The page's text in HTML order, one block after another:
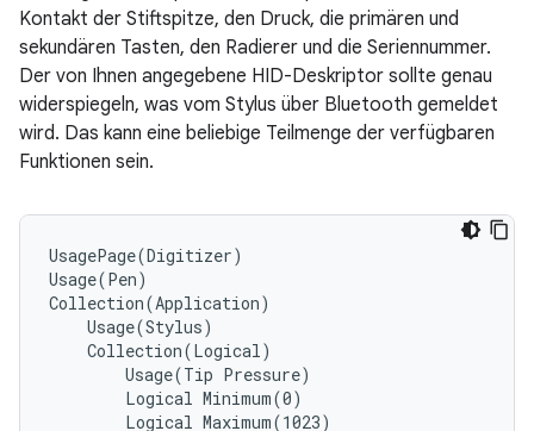
Kontakt der Stiftspitze, den Druck, die primären und
sekundären Tasten, den Radierer und die Seriennummer.
Der von Ihnen angegebene HID-Deskriptor sollte genau
widerspiegeln, was vom Stylus über Bluetooth gemeldet
wird. Das kann eine beliebige Teilmenge der verfügbaren
Funktionen sein.
UsagePage(Digitizer)
Usage(Pen)
Collection(Application)
    Usage(Stylus)
    Collection(Logical)
        Usage(Tip Pressure)
        Logical Minimum(0)
        Logical Maximum(1023)